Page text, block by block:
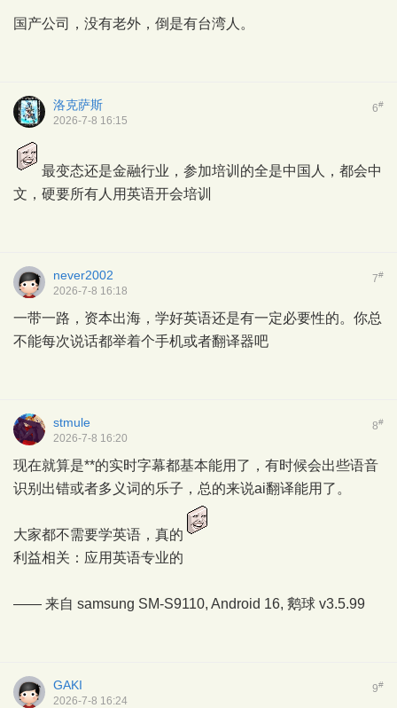
国产公司，没有老外，倒是有台湾人。
6#
洛克萨斯
2026-7-8 16:15
最变态还是金融行业，参加培训的全是中国人，都会中
文，硬要所有人用英语开会培训
7#
never2002
2026-7-8 16:18
一带一路，资本出海，学好英语还是有一定必要性的。你总
不能每次说话都举着个手机或者翻译器吧
8#
stmule
2026-7-8 16:20
现在就算是**的实时字幕都基本能用了，有时候会出些语音
识别出错或者多义词的乐子，总的来说ai翻译能用了。
大家都不需要学英语，真的
利益相关：应用英语专业的
—— 来自 samsung SM-S9110, Android 16, 鹅球 v3.5.99
9#
GAKI
2026-7-8 16:24